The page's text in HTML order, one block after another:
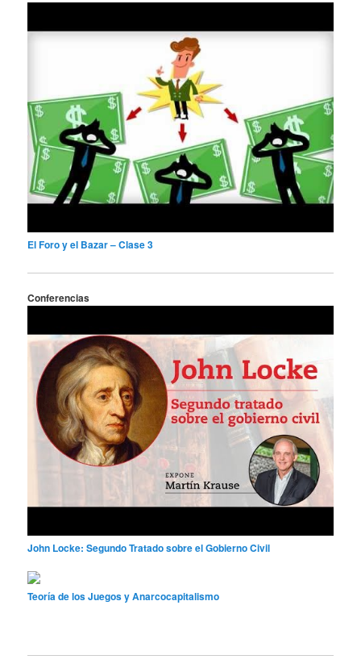
El Foro y el Bazar – Clase 3
Conferencias
John Locke: Segundo Tratado sobre el Gobierno Civil
Teoría de los Juegos y Anarcocapitalismo